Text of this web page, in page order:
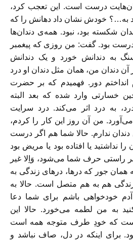
درست است. این تعجب کرد،
به…؟ خودش نشان داد دهانش را که
شکسته بود، نبود. همه‌ی دندان‌ها
بود. گفت: من روزی که پیغمبر
به دندانش خورد و یک دندانش
دندان من، همان مثل دندان او درد
دور. فهمیدم که بر حضرت
خسارتی وارد شده که بعد البته
به درد اثر می‌کند. درد سرایت
من آن روز این کار را کردم،
دندان ندارم. حالا شما هم اگر درست
نداشتید یا افتاده بود یا مریض بود
راستی حرف شما می‌شود، وَاِلا غیر
همان جور که درها، درهای زندگی به
هم به هم متصل است. حالا به
خودخواهی باشم برای شما دعا
به من لطمه می‌خورد. حالا این
است که خودِ طرف متوجه همه است
برای اینکه در دل، صاف نباشد و